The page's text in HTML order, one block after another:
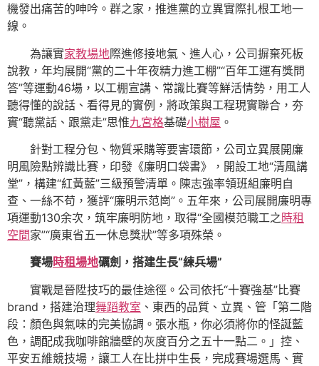
機發出痛苦的呻吟。群之家，推進黨的立異實際扎根工地一
線。
為讓實家教場地際進修接地氣、進人心，公司摒棄死板
說教，年均展開“黨的二十年夜精力進工棚”“百年工運有獎問
答”等運動46場，以工棚宣講、常識比賽等鮮活情勢，用工人
聽得懂的說話、看得見的實例，將政策與工程現實聯合，夯
實“聽黨話、跟黨走”思惟九宮格基礎小樹屋 。
針對工程分包、物質采購等要害環節，公司立異展開廉
明風險點辨識比賽，印發《廉明口袋書》，開設工地“清風講
堂”，構建“紅黃藍”三級預警清單。陳志強率領班組廉明自
查、一絲不苟，獲評“廉明示范崗”。五年來，公司展開廉明專
項運動130余次，筑牢廉明防地，取得“全國模范職工之時租
空間家”“廣東省五一休息獎狀”等多項殊榮。
賽場時租場地礪劍，搭建生長“練兵場”
實戰是晉陞技巧的最佳途徑。公司依托“十賽強基”比賽
brand，搭建治理舞蹈教室 、東西的品質、立異、管「第二階
段：顏色與氣味的完美協調。張水瓶，你必須將你的怪誕藍
色，調配成我咖啡館牆壁的灰度百分之五十一點二。」控、
平安五維競技場，讓工人在比拼中生長，完成賽場選馬、實